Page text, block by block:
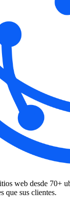
web desde 70+
que sus clientes.